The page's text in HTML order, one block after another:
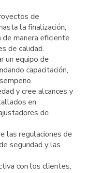
de
la finalización,
manera eficiente
de calidad.
un equipo de
capacitación,
y cree alcances y
en
de
las regulaciones de
seguridad y las
con los clientes,